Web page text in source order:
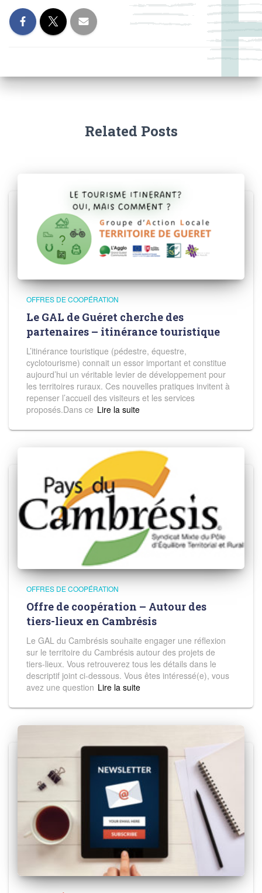
Related Posts
OFFRES DE COOPÉRATION
Le GAL de Guéret cherche des
partenaires – itinérance touristique
L’itinérance touristique (pédestre, équestre,
cyclotourisme) connait un essor important et constitue
aujourd’hui un véritable levier de développement pour
les territoires ruraux. Ces nouvelles pratiques invitent à
repenser l’accueil des visiteurs et les services
proposés.Dans ce Read more
OFFRES DE COOPÉRATION
Offre de coopération – Autour des
tiers-lieux en Cambrésis
Le GAL du Cambrésis souhaite engager une réflexion
sur le territoire du Cambrésis autour des projets de
tiers-lieux. Vous retrouverez tous les détails dans le
descriptif joint ci-dessous. Vous êtes intéressé(e), vous
avez une question Read more